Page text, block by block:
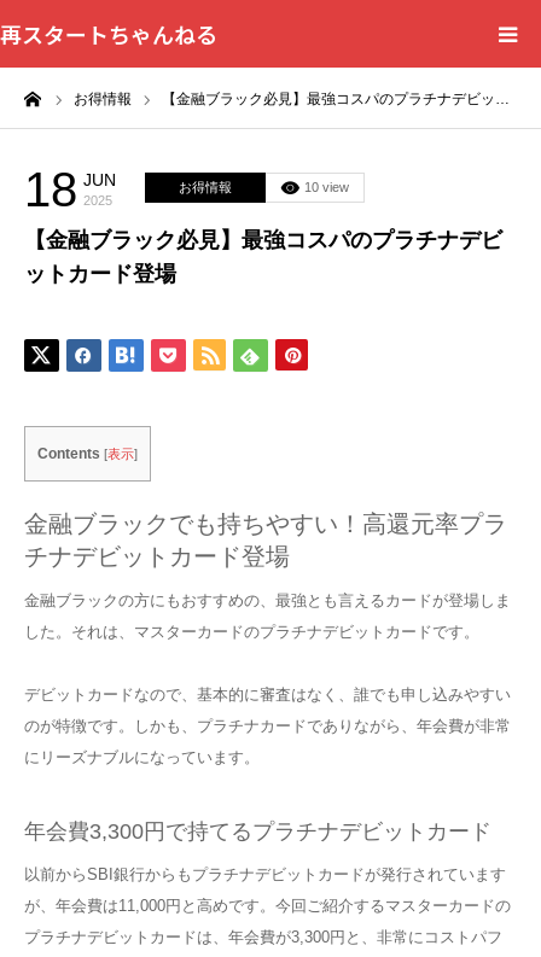
再スタートちゃんねる
お得情報 【金融ブラック必見】最強コスパのプラチナデビッ…
18 JUN
2025
お得情報 10 view
【金融ブラック必見】最強コスパのプラチナデビ
ットカード登場
Contents [表示]
金融ブラックでも持ちやすい！高還元率プラ
チナデビットカード登場
金融ブラックの方にもおすすめの、最強とも言えるカードが登場しま
した。それは、マスターカードのプラチナデビットカードです。
デビットカードなので、基本的に審査はなく、誰でも申し込みやすい
のが特徴です。しかも、プラチナカードでありながら、年会費が非常
にリーズナブルになっています。
年会費3,300円で持てるプラチナデビットカード
以前からSBI銀行からもプラチナデビットカードが発行されています
が、年会費は11,000円と高めです。今回ご紹介するマスターカードの
プラチナデビットカードは、年会費が3,300円と、非常にコストパフ
HOME
カテゴリー一覧
問い合わせフォーム